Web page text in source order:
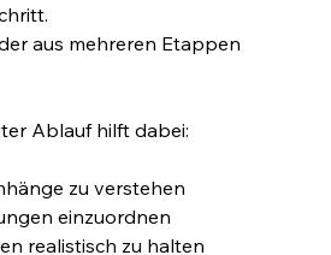
aus mehreren Etappen
Ablauf hilft dabei:
zu verstehen
einzuordnen
realistisch zu halten